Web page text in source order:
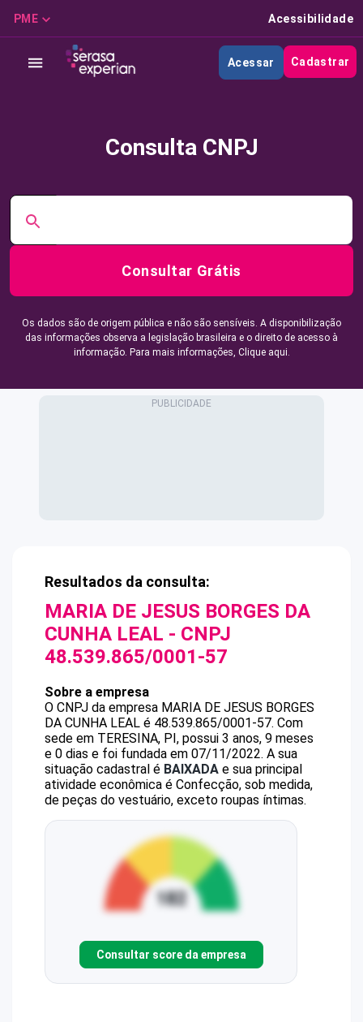
PME Acessibilidade
Acessar Cadastrar
Consulta CNPJ
Consultar Grátis
Os dados são de origem pública e não são sensíveis. A disponibilização
das informações observa a legislação brasileira e o direito de acesso à
informação. Para mais informações, Clique aqui.
Resultados da consulta:
MARIA DE JESUS BORGES DA
CUNHA LEAL - CNPJ
48.539.865/0001-57
Sobre a empresa
O CNPJ da empresa MARIA DE JESUS BORGES
DA CUNHA LEAL é 48.539.865/0001-57. Com
sede em TERESINA, PI, possui 3 anos, 9 meses
e 0 dias e foi fundada em 07/11/2022. A sua
situação cadastral é BAIXADA e sua principal
atividade econômica é Confecção, sob medida,
de peças do vestuário, exceto roupas íntimas.
Consultar score da empresa